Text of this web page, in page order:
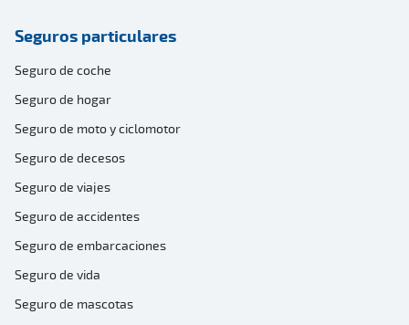
Seguros particulares
Seguro de coche
Seguro de hogar
Seguro de moto y ciclomotor
Seguro de decesos
Seguro de viajes
Seguro de accidentes
Seguro de embarcaciones
Seguro de vida
Seguro de mascotas